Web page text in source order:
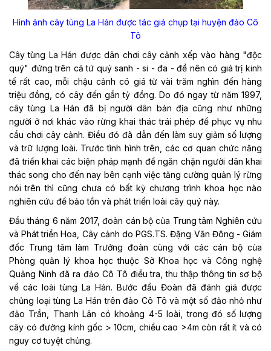
Hình ảnh cây tùng La Hán được tác giả chụp tại huyện đảo Cô
Tô
Cây tùng La Hán được dân chơi cây cảnh xếp vào hàng "độc
quý" đứng trên cả tứ quý sanh - si - đa - đề nên có giá trị kinh
tế rất cao, mỗi chậu cảnh có giá từ vài trăm nghìn đến hàng
triệu đồng, có cây đến gần tỷ đồng. Do đó ngay từ năm 1997,
cây tùng La Hán đã bị người dân bản địa cũng như những
người ở nơi khác vào rừng khai thác trái phép để phục vụ nhu
cầu chơi cây cảnh. Điều đó đã dẫn đến làm suy giảm số lượng
và trữ lượng loài. Trước tình hình trên, các cơ quan chức năng
đã triển khai các biện pháp mạnh để ngăn chặn người dân khai
thác song cho đến nay bên cạnh việc tăng cường quản lý rừng
nói trên thì cũng chưa có bất kỳ chương trình khoa học nào
nghiên cứu để bảo tồn và phát triển loài cây quý này.
Đầu tháng 6 năm 2017, đoàn cán bộ của Trung tâm Nghiên cứu
và Phát triển Hoa, Cây cảnh do PGS.TS. Đặng Văn Đông - Giám
đốc Trung tâm làm Trưởng đoàn cùng với các cán bộ của
Phòng quản lý khoa học thuộc Sở Khoa học và Công nghệ
Quảng Ninh đã ra đảo Cô Tô điều tra, thu thập thông tin sơ bộ
về các loài tùng La Hán. Bước đầu Đoàn đã đánh giá được
chủng loại tùng La Hán trên đảo Cô Tô và một số đảo nhỏ như
đảo Trần, Thanh Lân có khoảng 4-5 loài, trong đó số lượng
cây có đường kính gốc > 10cm, chiều cao >4m còn rất ít và có
nguy cơ tuyệt chủng.